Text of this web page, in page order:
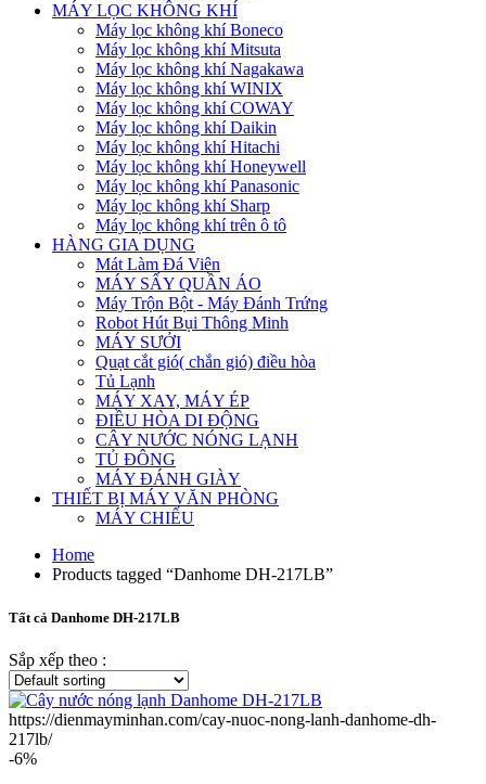
MÁY LỌC KHÔNG KHÍ
Máy lọc không khí Boneco
Máy lọc không khí Mitsuta
Máy lọc không khí Nagakawa
Máy lọc không khí WINIX
Máy lọc không khí COWAY
Máy lọc không khí Daikin
Máy lọc không khí Hitachi
Máy lọc không khí Honeywell
Máy lọc không khí Panasonic
Máy lọc không khí Sharp
Máy lọc không khí trên ô tô
HÀNG GIA DỤNG
Mát Làm Đá Viên
MÁY SẤY QUẦN ÁO
Máy Trộn Bột - Máy Đánh Trứng
Robot Hút Bụi Thông Minh
MÁY SƯỞI
Quạt cắt gió( chắn gió) điều hòa
Tủ Lạnh
MÁY XAY, MÁY ÉP
ĐIỀU HÒA DI ĐỘNG
CÂY NƯỚC NÓNG LẠNH
TỦ ĐÔNG
MÁY ĐÁNH GIÀY
THIẾT BỊ MÁY VĂN PHÒNG
MÁY CHIẾU
Home
Products tagged “Danhome DH-217LB”
Tất cả Danhome DH-217LB
Sắp xếp theo :
https://dienmayminhan.com/cay-nuoc-nong-lanh-danhome-dh-
217lb/
-6%